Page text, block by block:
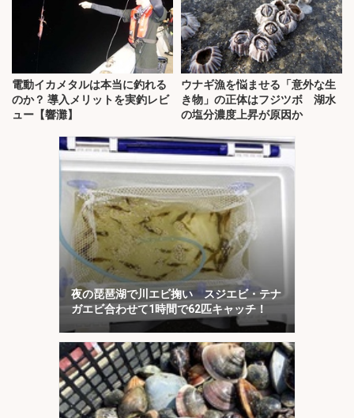
電動イカメタルは本当に釣れる
のか？ 導入メリットを実釣レビ
ュー【響灘】
ウナギ漁を悩ませる「意外な生
き物」の正体はフジツボ 湖水
の塩分濃度上昇が原因か
夜の琵琶湖で川エビ掬い スジエビ・テナ
ガエビ合わせて1時間で62匹キャッチ！